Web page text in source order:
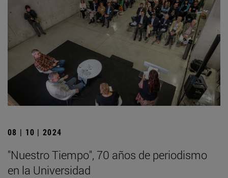
08 | 10 | 2024
"Nuestro Tiempo", 70 años de periodismo
en la Universidad